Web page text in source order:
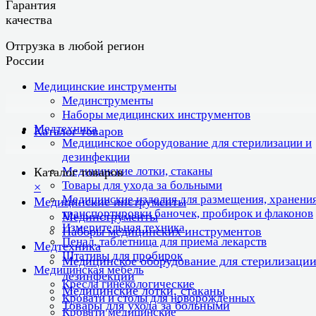
Гарантия
качества
Отгрузка в любой регион
России
Медицинские инструменты
Мединструменты
Наборы медицинских инструментов
Медтехника
Медицинское оборудование для стерилизации и
дезинфекции
Медицинские лотки, стаканы
Товары для ухода за больными
Медицинские изделия для размещения,
транспортировки баночек, пробирок и флаконов
Измерительная техника
Пенал, таблетница для приема лекарств
Штативы для пробирок
Медицинская мебель
Кресла гинекологические
Кровати и столы для новорожденных
Кровати медицинские
Каталог товаров
Каталог товаров
×
Медицинские инструменты
Мединструменты
Наборы медицинских инструментов
Медтехника
Медицинское оборудование для
дезинфекции
Медицинские лотки, стаканы
Товары для ухода за больными